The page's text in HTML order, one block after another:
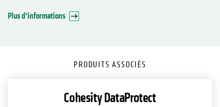
Plus d'informations
PRODUITS ASSOCIÉS
Cohesity DataProtect